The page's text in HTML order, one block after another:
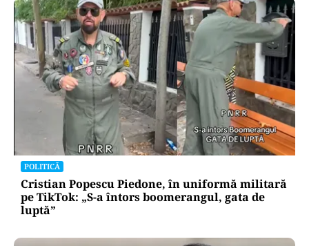
POLITICĂ
Cristian Popescu Piedone, în uniformă militară
pe TikTok: „S-a întors boomerangul, gata de
luptă”